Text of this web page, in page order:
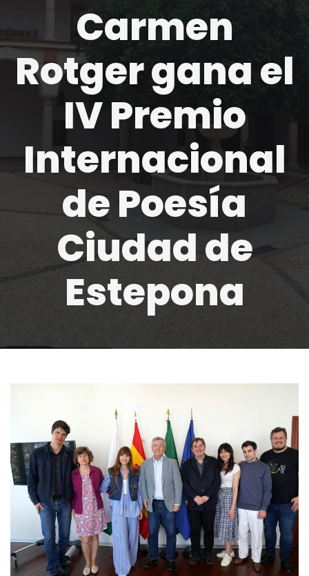
Carmen
Rotger gana el
IV Premio
Internacional
de Poesía
Ciudad de
Estepona